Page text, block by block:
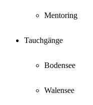
Mentoring
Tauchgänge
Bodensee
Walensee